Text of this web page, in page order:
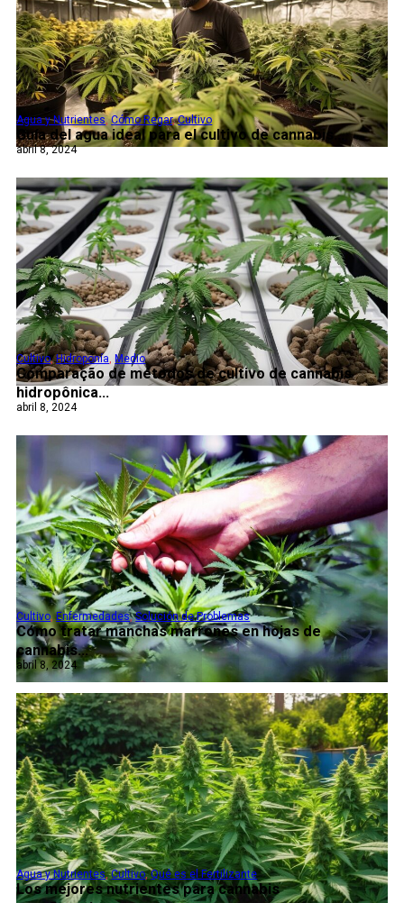
Guía del agua ideal para el cultivo de cannabis...
Agua y Nutrientes,Cómo Regar,Cultivo
abril 8, 2024
Comparação de métodos de cultivo de cannabis
hidropônica...
Cultivo,Hidroponía, Medio
abril 8, 2024
Cómo tratar manchas marrones en hojas de
cannabis...
Cultivo,Enfermedades,Solución de Problemas
abril 8, 2024
Los mejores nutrientes para cannabis
Agua y Nutrientes,Cultivo,Qué es el Fertilizante